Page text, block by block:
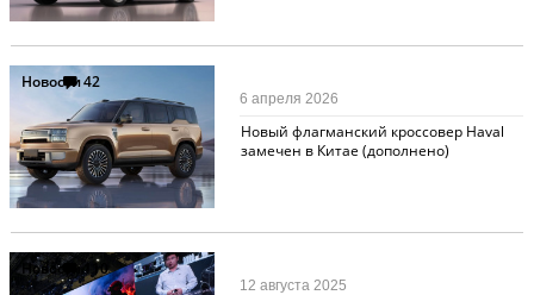
Новости42
Новый флагманский кроссовер Haval
замечен в Китае (дополнено)
6 апреля 2026
Новости 110
12 августа 2025